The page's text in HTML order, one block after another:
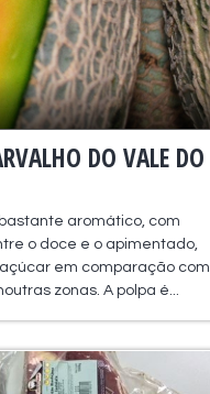
DO VALE DO
aromático, com
o doce e o apimentado,
em comparação com
zonas. A polpa é...